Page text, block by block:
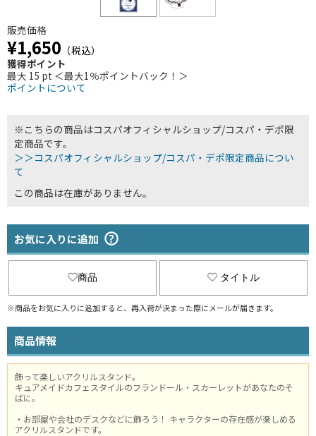
販売価格
¥1,650 （税込）
獲得ポイント
最大 15 pt ＜最大1％ポイントバック！＞
ポイントについて
※こちらの商品はコスパオフィシャルショップ/コスパ・デポ限
定商品です。
＞＞コスパオフィシャルショップ/コスパ・デポ限定商品につい
て
この商品は在庫がありません。
お気に入りに追加
商品 タイトル
※商品をお気に入りに追加すると、再入荷が決まった際にメールが届きます。
商品情報
飾って楽しいアクリルスタンド。
キュアメイドカフェスタイルのフランドール・スカーレットがあなたのそ
ばに。
・お部屋や会社のデスクなどに飾ろう！ キャラクターの存在感が楽しめる
アクリルスタンドです。